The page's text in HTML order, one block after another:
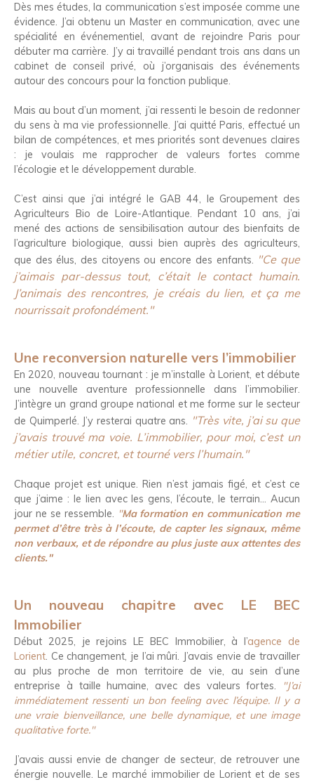
Dès mes études, la communication s’est imposée comme une
évidence. J’ai obtenu un Master en communication, avec une
spécialité en événementiel, avant de rejoindre Paris pour
débuter ma carrière. J’y ai travaillé pendant trois ans dans un
cabinet de conseil privé, où j’organisais des événements
autour des concours pour la fonction publique.
Mais au bout d’un moment, j’ai ressenti le besoin de redonner
du sens à ma vie professionnelle. J’ai quitté Paris, effectué un
bilan de compétences, et mes priorités sont devenues claires
: je voulais me rapprocher de valeurs fortes comme
l’écologie et le développement durable.
C’est ainsi que j’ai intégré le GAB 44, le Groupement des
Agriculteurs Bio de Loire-Atlantique. Pendant 10 ans, j’ai
mené des actions de sensibilisation autour des bienfaits de
l’agriculture biologique, aussi bien auprès des agriculteurs,
que des élus, des citoyens ou encore des enfants. "Ce que
j’aimais par-dessus tout, c’était le contact humain.
J’animais des rencontres, je créais du lien, et ça me
nourrissait profondément."
Une reconversion naturelle vers l’immobilier
En 2020, nouveau tournant : je m’installe à Lorient, et débute
une nouvelle aventure professionnelle dans l’immobilier.
J’intègre un grand groupe national et me forme sur le secteur
de Quimperlé. J’y resterai quatre ans. "Très vite, j’ai su que
j’avais trouvé ma voie. L’immobilier, pour moi, c’est un
métier utile, concret, et tourné vers l’humain."
Chaque projet est unique. Rien n’est jamais figé, et c’est ce
que j’aime : le lien avec les gens, l’écoute, le terrain… Aucun
jour ne se ressemble. "Ma formation en communication me
permet d’être très à l’écoute, de capter les signaux, même
non verbaux, et de répondre au plus juste aux attentes des
clients."
Un nouveau chapitre avec LE BEC
Immobilier
Début 2025, je rejoins LE BEC Immobilier, à l’agence de
Lorient. Ce changement, je l’ai mûri. J’avais envie de travailler
au plus proche de mon territoire de vie, au sein d’une
entreprise à taille humaine, avec des valeurs fortes.
"J’ai
immédiatement ressenti un bon feeling avec l’équipe. Il y a
une vraie bienveillance, une belle dynamique, et une image
qualitative forte."
J’avais aussi envie de changer de secteur, de retrouver une
énergie nouvelle. Le marché immobilier de Lorient et de ses